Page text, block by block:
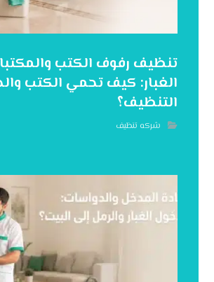
تنظيف رفوف الكتب
الغبار: كيف تحمي الكتب
التنظيف؟
شركه تنظيف